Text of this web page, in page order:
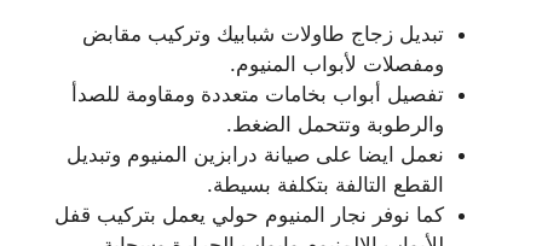
تبديل زجاج طاولات شبابيك وتركيب مقابض
ومفصلات لأبواب المنيوم.
تفصيل أبواب بخامات متعددة ومقاومة للصدأ
والرطوبة وتتحمل الضغط.
نعمل ايضا على صيانة درابزين المنيوم وتبديل
القطع التالفة بتكلفة بسيطة.
كما نوفر نجار المنيوم حولي يعمل بتركيب قفل